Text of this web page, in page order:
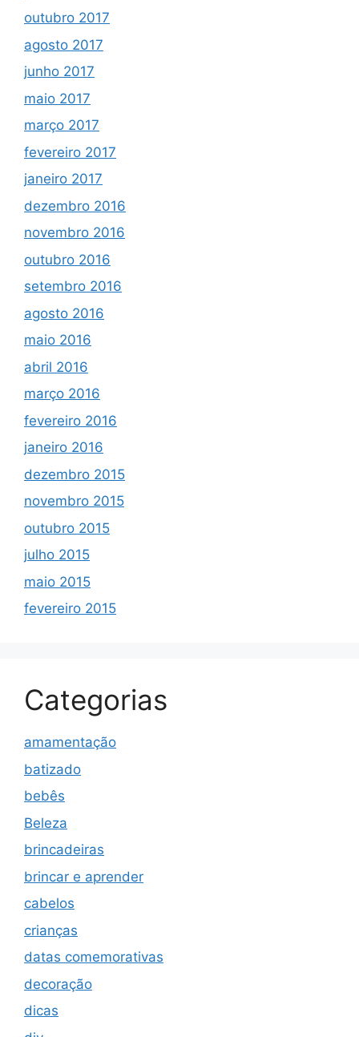
outubro 2017
agosto 2017
junho 2017
maio 2017
março 2017
fevereiro 2017
janeiro 2017
dezembro 2016
novembro 2016
outubro 2016
setembro 2016
agosto 2016
maio 2016
abril 2016
março 2016
fevereiro 2016
janeiro 2016
dezembro 2015
novembro 2015
outubro 2015
julho 2015
maio 2015
fevereiro 2015
Categorias
amamentação
batizado
bebês
Beleza
brincadeiras
brincar e aprender
cabelos
crianças
datas comemorativas
decoração
dicas